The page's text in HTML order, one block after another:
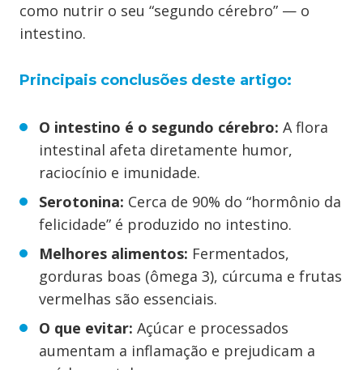
como nutrir o seu “segundo cérebro” — o
intestino.
Principais conclusões deste artigo:
O intestino é o segundo cérebro: A flora
intestinal afeta diretamente humor,
raciocínio e imunidade.
Serotonina: Cerca de 90% do “hormônio da
felicidade” é produzido no intestino.
Melhores alimentos: Fermentados,
gorduras boas (ômega 3), cúrcuma e frutas
vermelhas são essenciais.
O que evitar: Açúcar e processados
aumentam a inflamação e prejudicam a